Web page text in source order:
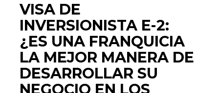
VISA DE
INVERSIONISTA E-2:
¿ES UNA FRANQUICIA
LA MEJOR MANERA DE
DESARROLLAR SU